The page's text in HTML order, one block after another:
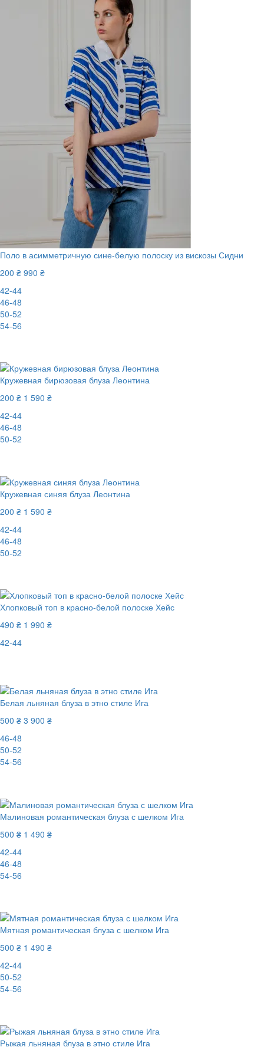
Поло в асимметричную сине-белую полоску из вискозы Сидни
200 ₴ 990 ₴
42-44
46-48
50-52
54-56
Кружевная бирюзовая блуза Леонтина
200 ₴ 1 590 ₴
42-44
46-48
50-52
Кружевная синяя блуза Леонтина
200 ₴ 1 590 ₴
42-44
46-48
50-52
Хлопковый топ в красно-белой полоске Хейс
490 ₴ 1 990 ₴
42-44
Белая льняная блуза в этно стиле Ига
500 ₴ 3 900 ₴
46-48
50-52
54-56
Малиновая романтическая блуза с шелком Ига
500 ₴ 1 490 ₴
42-44
46-48
54-56
Мятная романтическая блуза с шелком Ига
500 ₴ 1 490 ₴
42-44
50-52
54-56
Рыжая льняная блуза в этно стиле Ига